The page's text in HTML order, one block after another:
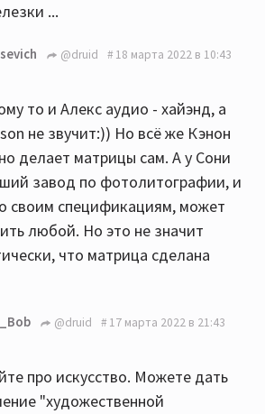
...
@druid 18 марта 2022 в 10:43
то и Алекс аудио - хайэнд, а
не звучит:)) Но всё же Кэнон
делает матрицы сам. А у Сони
завод по фотолитографии, и
своим спецификациям, может
любой. Но это не значит
что матрица сделана
@druid 17 марта 2022 в 21:43
про искусство. Можете дать
"художественной